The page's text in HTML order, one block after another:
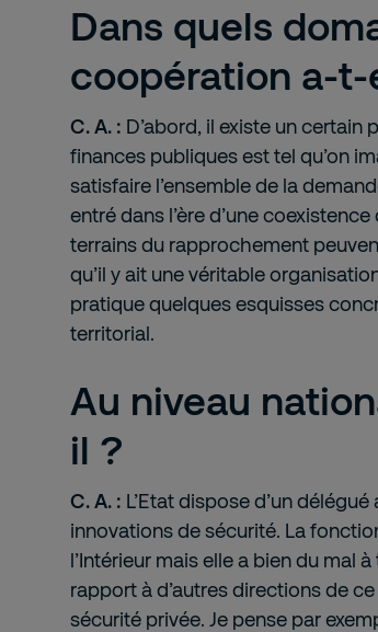
Dans quels
coopération a-
C. A. : D’abord, il existe un certain
finances publiques est tel qu’on
satisfaire l’ensemble de la
entré dans l’ère d’une
terrains du rapprochement
qu’il y ait une véritable
pratique quelques esquisses
territorial.
Au niveau
il ?
C. A. : L’Etat dispose d’un
innovations de sécurité. La
l’Intérieur mais elle a bien du mal
rapport à d’autres directions de
sécurité privée. Je pense par